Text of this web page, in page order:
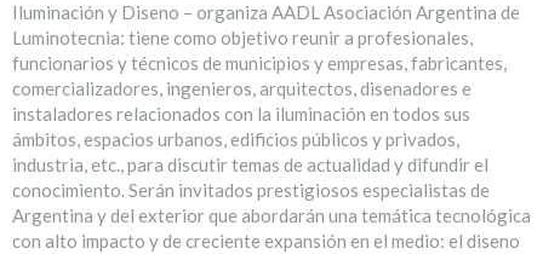
Iluminación y Diseno – organiza AADL Asociación Argentina de
Luminotecnia: tiene como objetivo reunir a profesionales,
funcionarios y técnicos de municipios y empresas, fabricantes,
comercializadores, ingenieros, arquitectos, disenadores e
instaladores relacionados con la iluminación en todos sus
ámbitos, espacios urbanos, edificios públicos y privados,
industria, etc., para discutir temas de actualidad y difundir el
conocimiento. Serán invitados prestigiosos especialistas de
Argentina y del exterior que abordarán una temática tecnológica
con alto impacto y de creciente expansión en el medio: el diseno